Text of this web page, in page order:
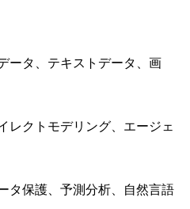
ータ、テキストデータ、画
レクトモデリング、エージェ
タ保護、予測分析、自然言語